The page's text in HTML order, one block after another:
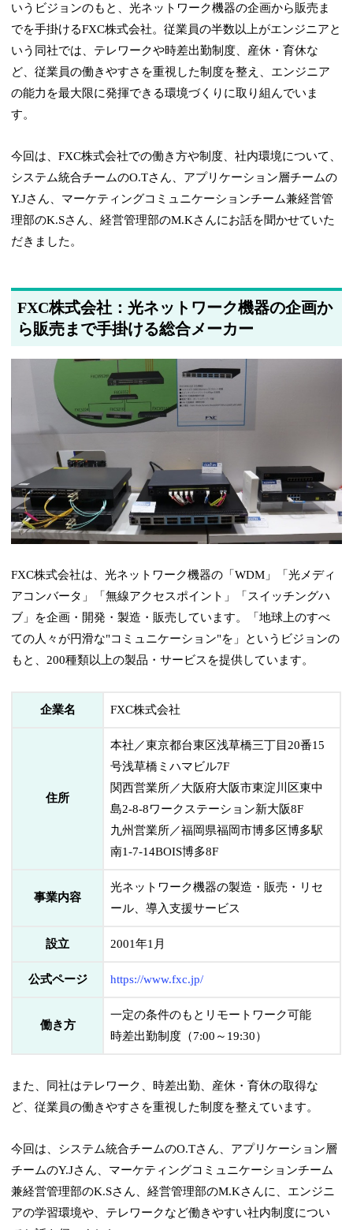
いうビジョンのもと、光ネットワーク機器の企画から販売ま
でを手掛けるFXC株式会社。従業員の半数以上がエンジニアと
いう同社では、テレワークや時差出勤制度、産休・育休な
ど、従業員の働きやすさを重視した制度を整え、エンジニア
の能力を最大限に発揮できる環境づくりに取り組んでいま
す。
今回は、FXC株式会社での働き方や制度、社内環境について、
システム統合チームのO.Tさん、アプリケーション層チームの
Y.Jさん、マーケティングコミュニケーションチーム兼経営管
理部のK.Sさん、経営管理部のM.Kさんにお話を聞かせていた
だきました。
FXC株式会社：光ネットワーク機器の企画か
ら販売まで手掛ける総合メーカー
FXC株式会社は、光ネットワーク機器の「WDM」「光メディ
アコンバータ」「無線アクセスポイント」「スイッチングハ
ブ」を企画・開発・製造・販売しています。「地球上のすべ
ての人々が円滑な"コミュニケーション"を」というビジョンの
もと、200種類以上の製品・サービスを提供しています。
企業名 FXC株式会社
住所
本社／東京都台東区浅草橋三丁目20番15
号浅草橋ミハマビル7F
関西営業所／大阪府大阪市東淀川区東中
島2-8-8ワークステーション新大阪8F
九州営業所／福岡県福岡市博多区博多駅
南1-7-14BOIS博多8F
事業内容
光ネットワーク機器の製造・販売・リセ
ール、導入支援サービス
設立 2001年1月
公式ページ https://www.fxc.jp/
働き方
一定の条件のもとリモートワーク可能
時差出勤制度（7:00～19:30）
また、同社はテレワーク、時差出勤、産休・育休の取得な
ど、従業員の働きやすさを重視した制度を整えています。
今回は、システム統合チームのO.Tさん、アプリケーション層
チームのY.Jさん、マーケティングコミュニケーションチーム
兼経営管理部のK.Sさん、経営管理部のM.Kさんに、エンジニ
アの学習環境や、テレワークなど働きやすい社内制度につい